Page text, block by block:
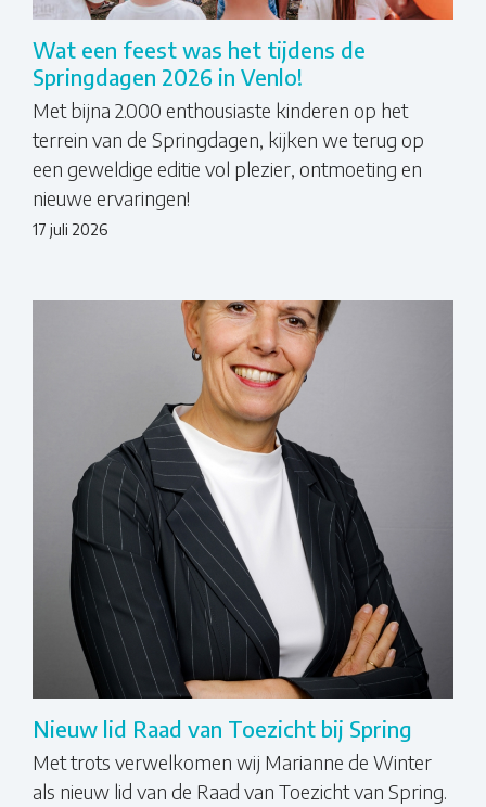
Wat een feest was het tijdens de
Springdagen 2026 in Venlo!
Met bijna 2.000 enthousiaste kinderen op het
terrein van de Springdagen, kijken we terug op
een geweldige editie vol plezier, ontmoeting en
nieuwe ervaringen!
17 juli 2026
Nieuw lid Raad van Toezicht bij Spring
Met trots verwelkomen wij Marianne de Winter
als nieuw lid van de Raad van Toezicht van Spring.